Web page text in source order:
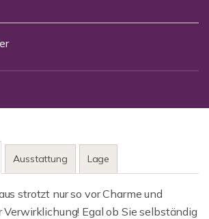
Ausstattung Lage
strotzt nur so vor Charme und
Egal ob Sie selbständig